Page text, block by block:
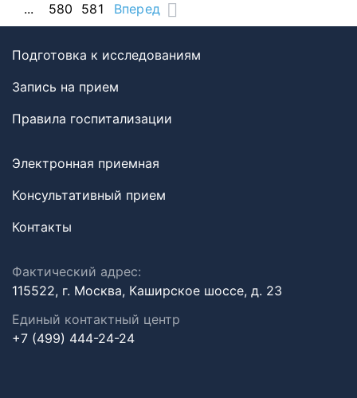
...
580 581 Вперед
Подготовка к исследованиям
Запись на прием
Правила госпитализации
Электронная приемная
Консультативный прием
Контакты
Фактический адрес:
115522, г. Москва, Каширское шоссе, д. 23
Единый контактный центр
+7 (499) 444-24-24